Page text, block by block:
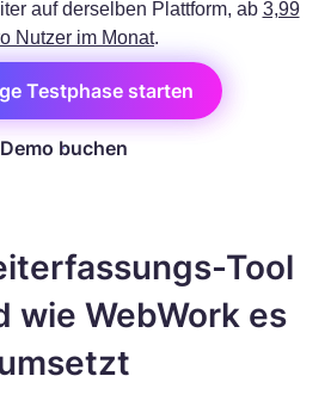
auf derselben Plattform, ab 3,99
Nutzer im Monat.
Testphase starten
Demo buchen
Tool
wie WebWork es